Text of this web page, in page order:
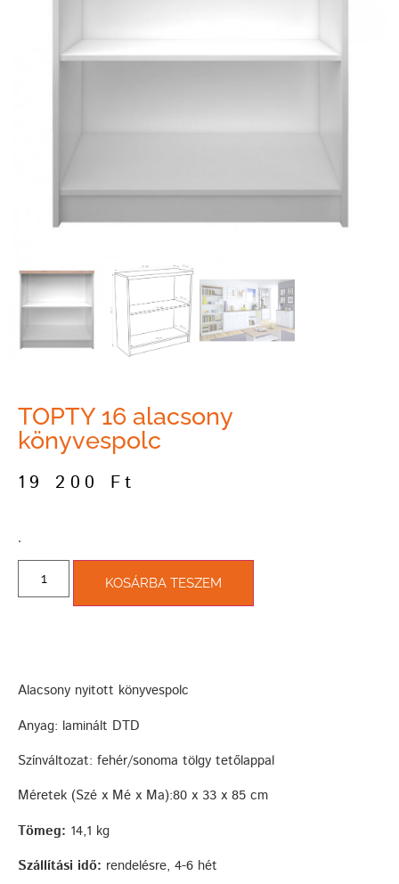
TOPTY 16 alacsony
könyvespolc
19 200 Ft
­.
KOSÁRBA TESZEM
Alacsony nyitott könyvespolc
Anyag: laminált DTD
Színváltozat: fehér/sonoma tölgy tetőlappal
Méretek (Szé x Mé x Ma):80 x 33 x 85 cm
Tömeg: 14,1 kg
Szállítási idő: rendelésre, 4-6 hét